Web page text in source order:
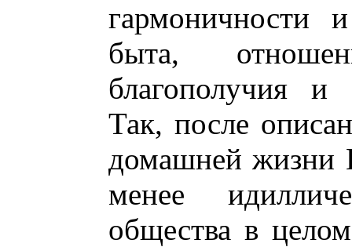
гармоничности
быта,
благополучия и
Так, после
домашней жизни
менее
общества в